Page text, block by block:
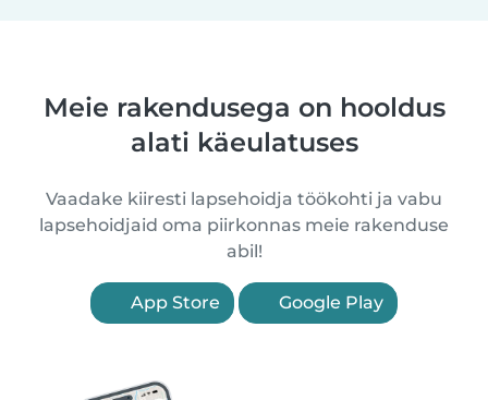
Meie rakendusega on hooldus
alati käeulatuses
Vaadake kiiresti lapsehoidja töökohti ja vabu
lapsehoidjaid oma piirkonnas meie rakenduse
abil!
App Store Google Play